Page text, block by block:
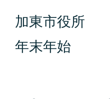
加東市役
年末年始